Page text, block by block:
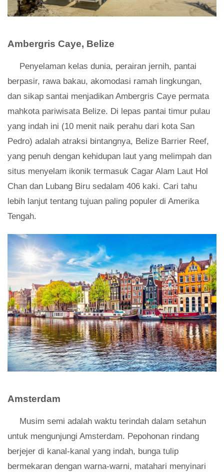
Ambergris Caye, Belize
Penyelaman kelas dunia, perairan jernih, pantai
berpasir, rawa bakau, akomodasi ramah lingkungan,
dan sikap santai menjadikan Ambergris Caye permata
mahkota pariwisata Belize. Di lepas pantai timur pulau
yang indah ini (10 menit naik perahu dari kota San
Pedro) adalah atraksi bintangnya, Belize Barrier Reef,
yang penuh dengan kehidupan laut yang melimpah dan
situs menyelam ikonik termasuk Cagar Alam Laut Hol
Chan dan Lubang Biru sedalam 406 kaki. Cari tahu
lebih lanjut tentang tujuan paling populer di Amerika
Tengah.
Amsterdam
Musim semi adalah waktu terindah dalam setahun
untuk mengunjungi Amsterdam. Pepohonan rindang
berjejer di kanal-kanal yang indah, bunga tulip
bermekaran dengan warna-warni, matahari menyinari